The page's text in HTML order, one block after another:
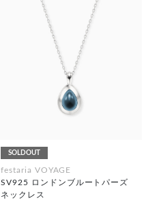
SOLDOUT
festaria VOYAGE
SV925 ロンドンブルートパーズ
ネックレス